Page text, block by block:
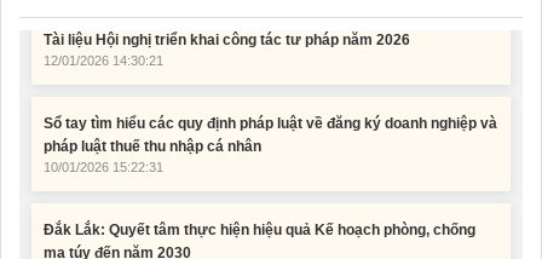
Sổ tay tìm hiểu các quy định pháp luật về đăng ký doanh nghiệp và
pháp luật thuế thu nhập cá nhân
Đắk Lắk: Quyết tâm thực hiện hiệu quả Kế hoạch phòng, chống
ma túy đến năm 2030